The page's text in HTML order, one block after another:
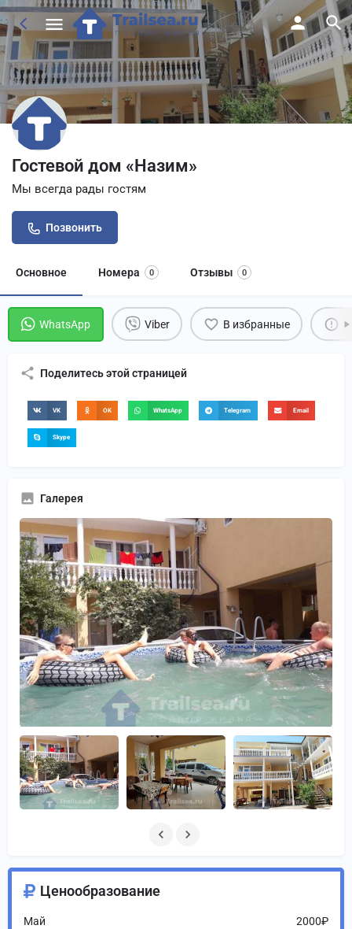
Гостевой дом «Назим»
Мы всегда рады гостям
Позвонить
Основное Номера 0 Отзывы 0
WhatsApp Viber В избранные
Поделитесь этой страницей
VK OK WhatsApp Telegram Email
Skype
Галерея
Ценообразование
Май 2000₽